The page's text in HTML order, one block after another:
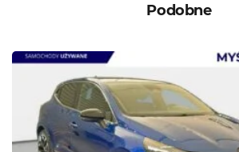
Podobne